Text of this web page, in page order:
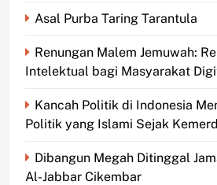
Asal Purba Taring Tarantula
Renungan Malem Jemuwah:
Intelektual bagi Masyarakat
Kancah Politik di Indonesia
Politik yang Islami Sejak
Dibangun Megah Ditinggal
Al-Jabbar Cikembar